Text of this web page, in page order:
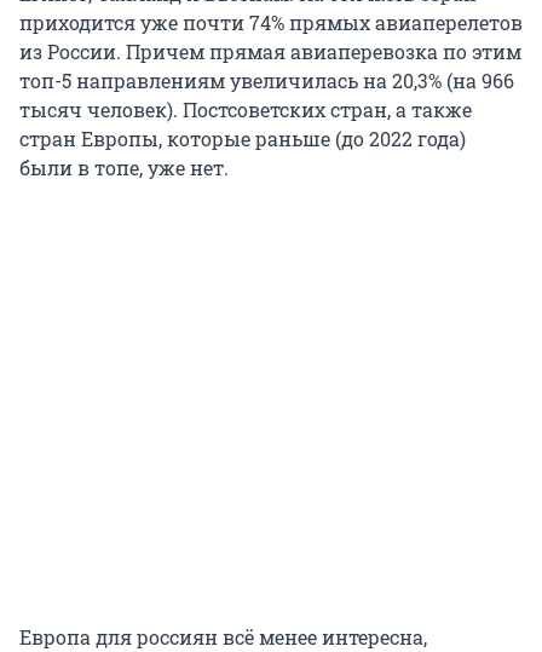
приходится уже почти 74% прямых авиаперелетов
из России. Причем прямая авиаперевозка по этим
топ-5 направлениям увеличилась на 20,3% (на 966
тысяч человек). Постсоветских стран, а также
стран Европы, которые раньше (до 2022 года)
были в топе, уже нет.
Европа для россиян всё менее интересна,